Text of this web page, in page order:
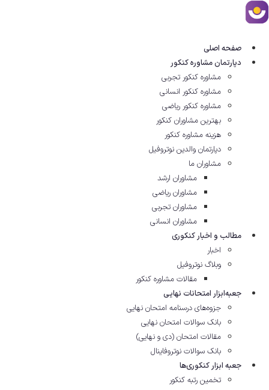
صفحه اصلی
دپارتمان مشاوره کنکور
مشاوره کنکور تجربی
مشاوره کنکور انسانی
مشاوره کنکور ریاضی
بهترین مشاوران کنکور
هزینه مشاوره کنکور
دپارتمان والدین نوتروفیل
مشاوران ما
مشاوران ارشد
مشاوران ریاضی
مشاوران تجربی
مشاوران انسانی
مطالب و اخبار کنکوری
اخبار
وبلاگ نوتروفیل
مقالات مشاوره‌ کنکور
جعبه‌ابزار امتحانات نهایی
جزوه‌های درسنامه امتحان نهایی
بانک سوالات امتحان نهایی
مقالات امتحان (دی و نهایی)
بانک سوالات نوتروفاینال
جعبه ابزار کنکوری‌ها
تخمین رتبه کنکور